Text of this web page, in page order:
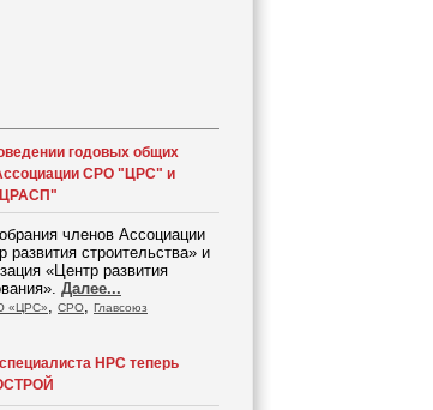
годовых общих
СРО "ЦРС" и
членов Ассоциации
строительства» и
«Центр развития
Далее...
«ЦРС», СРО, Главсоюз
НРС теперь